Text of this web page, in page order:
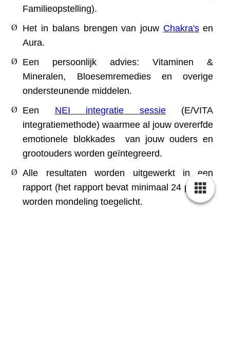
Familieopstelling).
Ø Het in balans brengen van jouw Chakra'sen
Aura.
Ø
Een persoonlijk advies: Vitaminen &
Mineralen, Bloesemremedies en overige
ondersteunende middelen.
Ø Een NEI integratie sessie(E/VITA
integratiemethode) waarmee al jouw overerfde
emotionele blokkades van jouw ouders en
grootouders worden geïntegreerd.
Ø
Alle resultaten worden uitgewerkt in een
rapport (het rapport bevat minimaal 24 pg.) en
worden mondeling toegelicht.